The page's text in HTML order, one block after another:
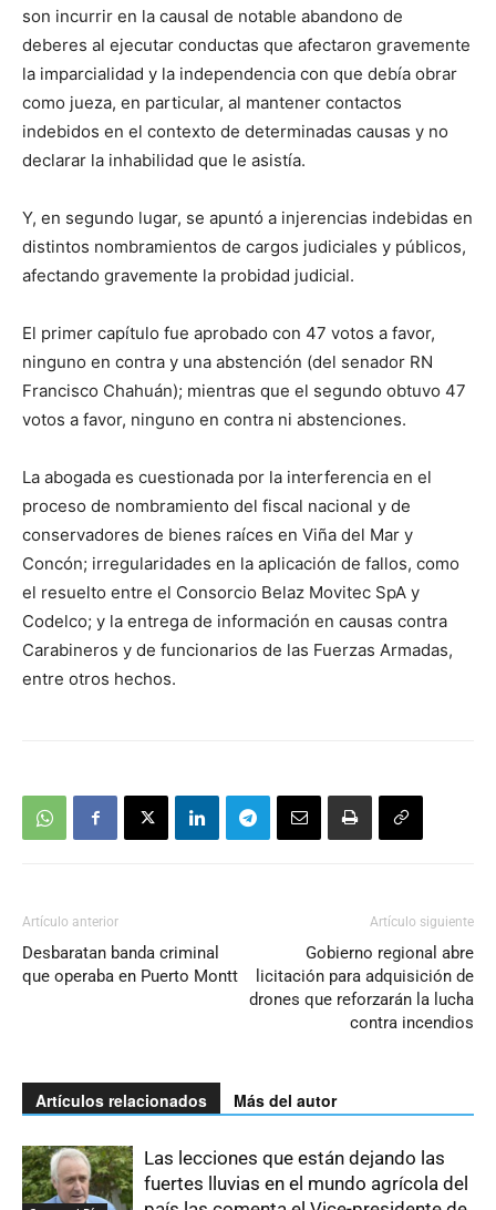
son incurrir en la causal de notable abandono de
deberes al ejecutar conductas que afectaron gravemente
la imparcialidad y la independencia con que debía obrar
como jueza, en particular, al mantener contactos
indebidos en el contexto de determinadas causas y no
declarar la inhabilidad que le asistía.
Y, en segundo lugar, se apuntó a injerencias indebidas en
distintos nombramientos de cargos judiciales y públicos,
afectando gravemente la probidad judicial.
El primer capítulo fue aprobado con 47 votos a favor,
ninguno en contra y una abstención (del senador RN
Francisco Chahuán); mientras que el segundo obtuvo 47
votos a favor, ninguno en contra ni abstenciones.
La abogada es cuestionada por la interferencia en el
proceso de nombramiento del fiscal nacional y de
conservadores de bienes raíces en Viña del Mar y
Concón; irregularidades en la aplicación de fallos, como
el resuelto entre el Consorcio Belaz Movitec SpA y
Codelco; y la entrega de información en causas contra
Carabineros y de funcionarios de las Fuerzas Armadas,
entre otros hechos.
Artículo anterior
Desbaratan banda criminal
que operaba en Puerto Montt
Artículo siguiente
Gobierno regional abre
licitación para adquisición de
drones que reforzarán la lucha
contra incendios
Artículos relacionados Más del autor
Las lecciones que están dejando las
fuertes lluvias en el mundo agrícola del